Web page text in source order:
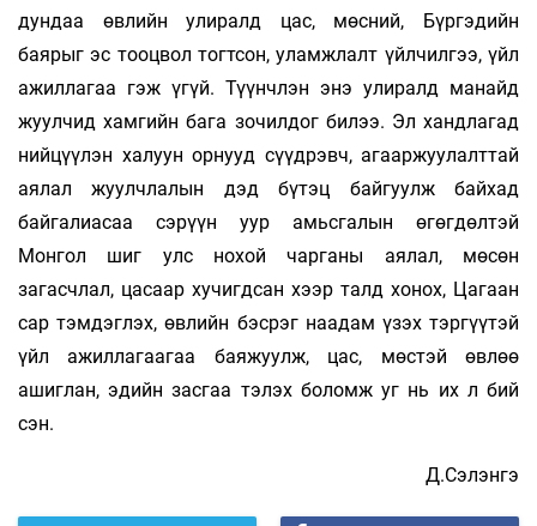
дундаа өвлийн улиралд цас, мөсний, Бүргэдийн
баярыг эс тооцвол тогтсон, уламжлалт үйлчилгээ, үйл
ажиллагаа гэж үгүй. Түүнчлэн энэ улиралд манайд
жуулчид хамгийн бага зочилдог билээ. Эл хандлагад
нийцүүлэн халуун орнууд сүүдрэвч, агааржуулалттай
аялал жуулчлалын дэд бүтэц байгуулж байхад
байгалиасаа сэрүүн уур амьсгалын өгөгдөлтэй
Монгол шиг улс нохой чарганы аялал, мөсөн
загасчлал, цасаар хучигдсан хээр талд хонох, Цагаан
сар тэмдэглэх, өвлийн бэсрэг наадам үзэх тэргүүтэй
үйл ажиллагаагаа баяжуулж, цас, мөстэй өвлөө
ашиглан, эдийн засгаа тэлэх боломж уг нь их л бий
сэн.
Д.Сэлэнгэ